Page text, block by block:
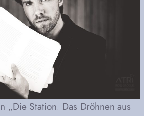
„Die Station. Das Dröhnen aus